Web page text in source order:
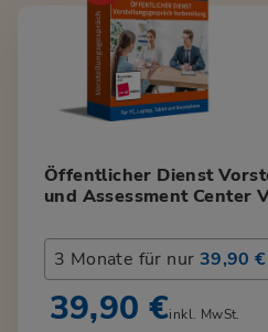
Öffentlicher Dienst
und Assessment Center
3 Monate für nur 39,90 €
39,90 €inkl. MwSt.